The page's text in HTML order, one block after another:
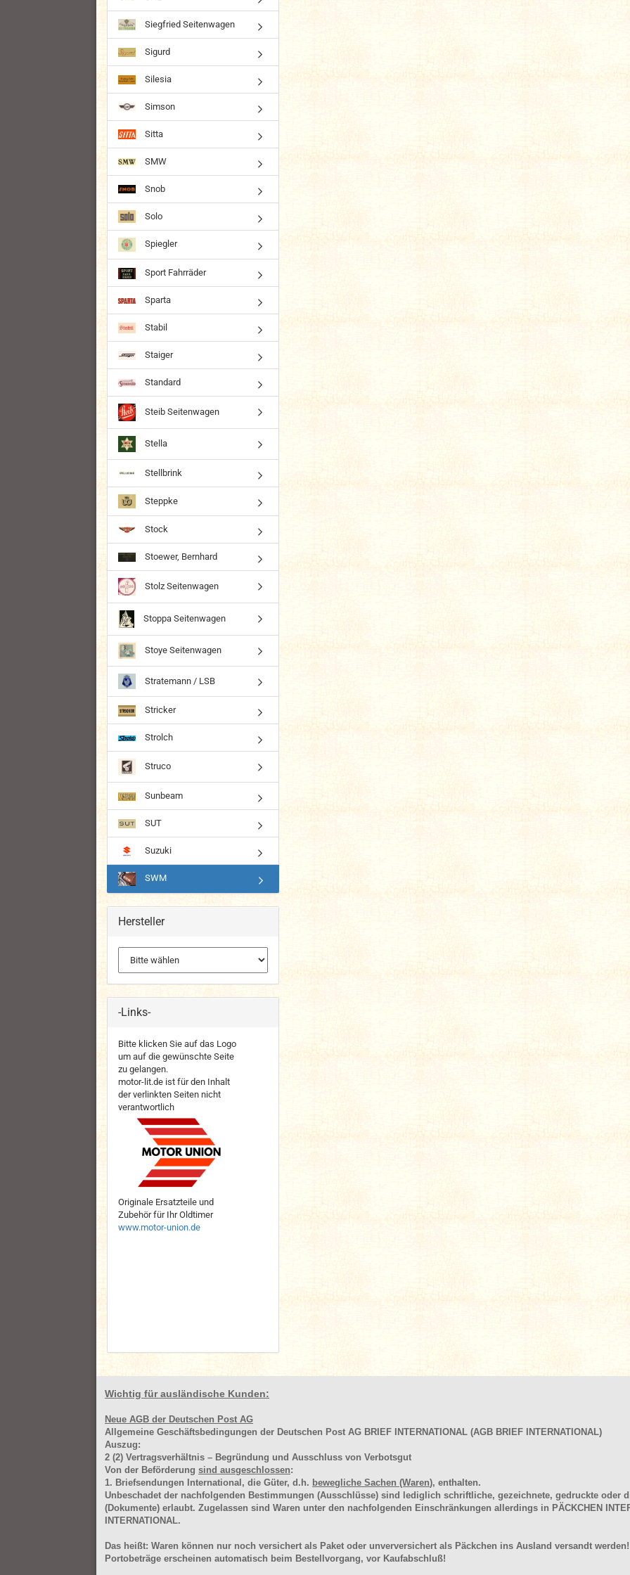
Siegfried Seitenwagen
Sigurd
Silesia
Simson
Sitta
SMW
Snob
Solo
Spiegler
Sport Fahrräder
Sparta
Stabil
Staiger
Standard
Steib Seitenwagen
Stella
Stellbrink
Steppke
Stock
Stoewer, Bernhard
Stolz Seitenwagen
Stoppa Seitenwagen
Stoye Seitenwagen
Stratemann / LSB
Stricker
Strolch
Struco
Sunbeam
SUT
Suzuki
SWM
Hersteller
-Links-
Bitte klicken Sie auf das Logo
um auf die gewünschte Seite
zu gelangen.
motor-lit.de ist für den Inhalt
der verlinkten Seiten nicht
verantwortlich
Originale Ersatzteile und
Zubehör für Ihr Oldtimer
www.motor-union.de
Wichtig für ausländische Kunden:
Neue AGB der Deutschen Post AG
Allgemeine Geschäftsbedingungen der Deutschen Post AG BRIEF INTERNATIONAL (AGB BRIEF INTERNATIONAL)
Auszug:
2 (2) Vertragsverhältnis – Begründung und Ausschluss von Verbotsgut
Von der Beförderung sind ausgeschlossen:
1. Briefsendungen International, die Güter, d.h. bewegliche Sachen (Waren), enthalten.
Unbeschadet der nachfolgenden Bestimmungen (Ausschlüsse) sind lediglich schriftliche, gezeichnete, gedruckte oder
(Dokumente) erlaubt. Zugelassen sind Waren unter den nachfolgenden Einschränkungen allerdings in PÄCKCHEN
INTERNATIONAL.
Das heißt: Waren können nur noch versichert als Paket oder unverversichert als Päckchen ins Ausland versandt
Portobeträge erscheinen automatisch beim Bestellvorgang, vor Kaufabschluß!